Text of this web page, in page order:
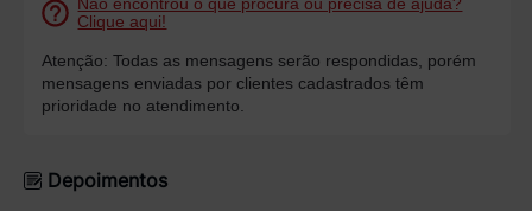
Clique aqui!
Atenção: Todas as mensagens serão respondidas, porém
mensagens enviadas por clientes cadastrados têm
prioridade no atendimento.
Depoimentos